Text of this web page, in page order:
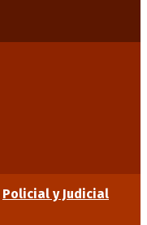
Policial y Judicial